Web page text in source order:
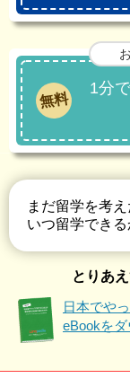
無料
1分
まだ留学を考
いつ留学でき
とりあ
日本でや
eBookをダ